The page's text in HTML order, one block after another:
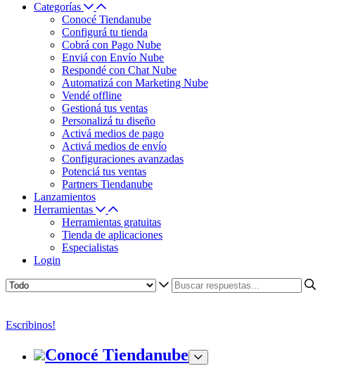
Categorías
Conocé Tiendanube
Configurá tu tienda
Cobrá con Pago Nube
Enviá con Envío Nube
Respondé con Chat Nube
Automatizá con Marketing Nube
Vendé offline
Gestioná tus ventas
Personalizá tu diseño
Activá medios de pago
Activá medios de envío
Configuraciones avanzadas
Potenciá tus ventas
Partners Tiendanube
Lanzamientos
Herramientas
Herramientas gratuitas
Tienda de aplicaciones
Especialistas
Login
Escribinos!
Conocé Tiendanube